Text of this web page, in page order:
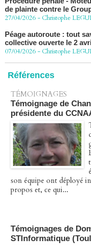
Péage autoroute : tout
collective ouverte le 2 avril
07/04/2026 -Christophe
Références
TÉMOIGNAGES
Témoignage de
présidente du
son équipe ont déployé
propos et, ce qui...
Témoignages de
STInformatique